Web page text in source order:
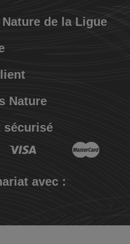
de la Ligue
Nature
sécurisé
avec :